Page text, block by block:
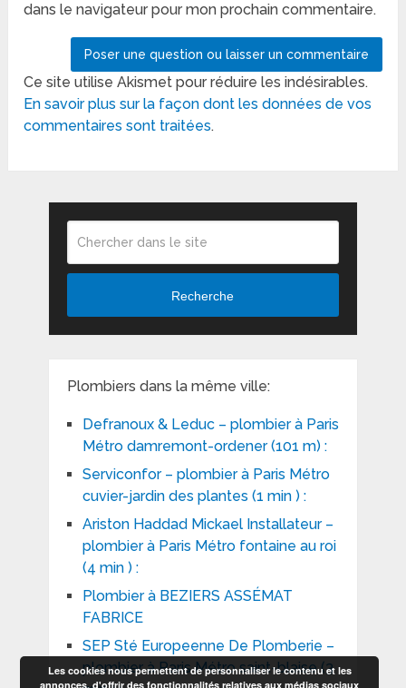
dans le navigateur pour mon prochain commentaire.
Ce site utilise Akismet pour réduire les indésirables.
En savoir plus sur la façon dont les données de vos
commentaires sont traitées.
Recherche
Plombiers dans la même ville:
Defranoux & Leduc – plombier à Paris
Métro damremont-ordener (101 m) :
Serviconfor – plombier à Paris Métro
cuvier-jardin des plantes (1 min ) :
Ariston Haddad Mickael Installateur –
plombier à Paris Métro fontaine au roi
(4 min ) :
Plombier à BEZIERS ASSÉMAT
FABRICE
SEP Sté Europeenne De Plomberie –
plombier à Paris Métro saint-blaise (3
Les cookies nous permettent de personnaliser le contenu et les
annonces, d'offrir des fonctionnalités relatives aux médias sociaux